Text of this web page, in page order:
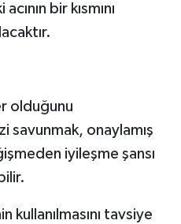
bir kısmını
olduğunu
savunmak, onaylamış
iyileşme şansı
kullanılmasını tavsiye